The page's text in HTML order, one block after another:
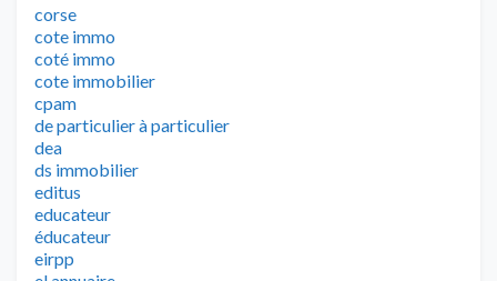
corse
cote immo
coté immo
cote immobilier
cpam
de particulier à particulier
dea
ds immobilier
editus
educateur
éducateur
eirpp